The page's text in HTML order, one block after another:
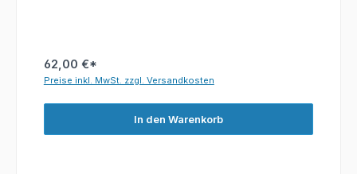
62,00 €*
Preise inkl. MwSt. zzgl. Versandkosten
In den Warenkorb